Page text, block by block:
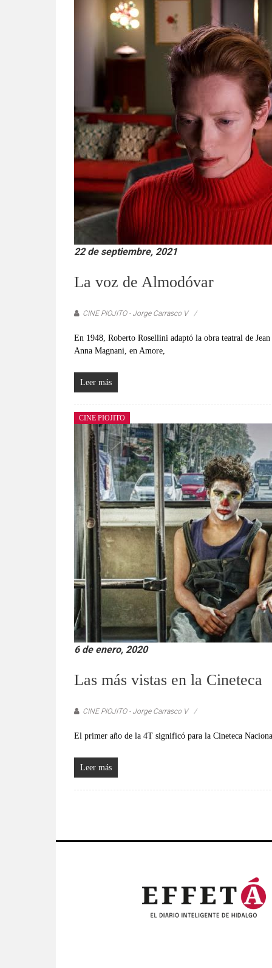
22 de septiembre, 2021
La voz de Almodóvar
CINE PIOJITO - Jorge Carrasco V
En 1948, Roberto Rosellini adaptó la obra teatral de
Anna Magnani, en Amore,
Leer más
CINE PIOJITO
6 de enero, 2020
Las más vistas en la Cineteca
CINE PIOJITO - Jorge Carrasco V
El primer año de la 4T significó para la Cineteca
Leer más